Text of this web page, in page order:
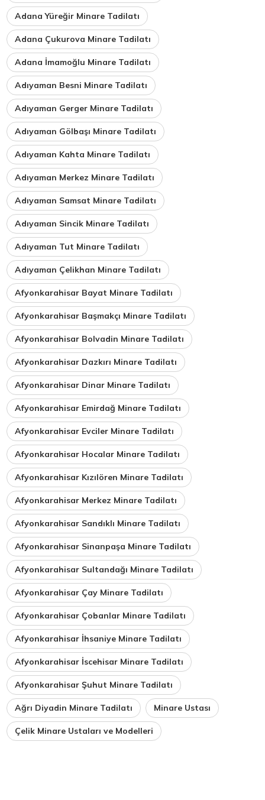
Adana Yüreğir Minare Tadilatı
Adana Çukurova Minare Tadilatı
Adana İmamoğlu Minare Tadilatı
Adıyaman Besni Minare Tadilatı
Adıyaman Gerger Minare Tadilatı
Adıyaman Gölbaşı Minare Tadilatı
Adıyaman Kahta Minare Tadilatı
Adıyaman Merkez Minare Tadilatı
Adıyaman Samsat Minare Tadilatı
Adıyaman Sincik Minare Tadilatı
Adıyaman Tut Minare Tadilatı
Adıyaman Çelikhan Minare Tadilatı
Afyonkarahisar Bayat Minare Tadilatı
Afyonkarahisar Başmakçı Minare Tadilatı
Afyonkarahisar Bolvadin Minare Tadilatı
Afyonkarahisar Dazkırı Minare Tadilatı
Afyonkarahisar Dinar Minare Tadilatı
Afyonkarahisar Emirdağ Minare Tadilatı
Afyonkarahisar Evciler Minare Tadilatı
Afyonkarahisar Hocalar Minare Tadilatı
Afyonkarahisar Kızılören Minare Tadilatı
Afyonkarahisar Merkez Minare Tadilatı
Afyonkarahisar Sandıklı Minare Tadilatı
Afyonkarahisar Sinanpaşa Minare Tadilatı
Afyonkarahisar Sultandağı Minare Tadilatı
Afyonkarahisar Çay Minare Tadilatı
Afyonkarahisar Çobanlar Minare Tadilatı
Afyonkarahisar İhsaniye Minare Tadilatı
Afyonkarahisar İscehisar Minare Tadilatı
Afyonkarahisar Şuhut Minare Tadilatı
Ağrı Diyadin Minare Tadilatı Minare Ustası
Çelik Minare Ustaları ve Modelleri